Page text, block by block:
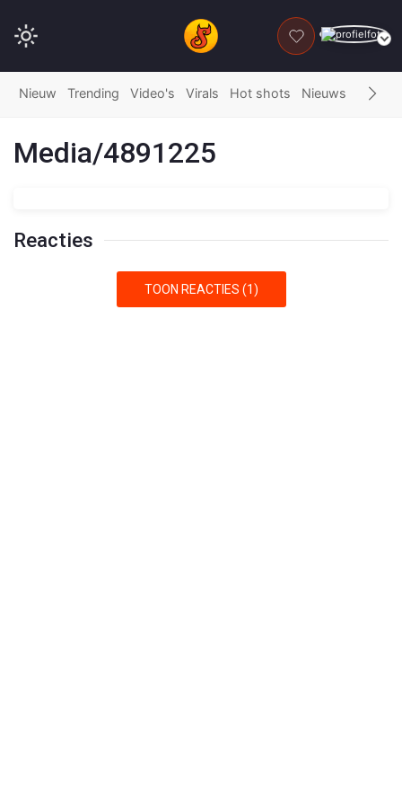
DONEER
Nieuw Trending Video's Virals Hot shots Nieuws Fails
Media/4891225
Reacties
TOON REACTIES (1)